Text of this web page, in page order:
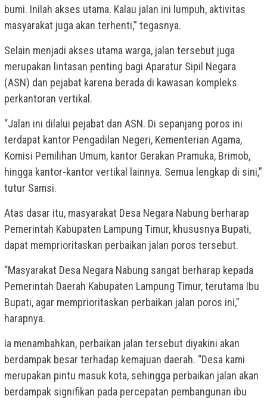
bumi. Inilah akses utama. Kalau jalan ini lumpuh, aktivitas
masyarakat juga akan terhenti,” tegasnya.
Selain menjadi akses utama warga, jalan tersebut juga
merupakan lintasan penting bagi Aparatur Sipil Negara
(ASN) dan pejabat karena berada di kawasan kompleks
perkantoran vertikal.
“Jalan ini dilalui pejabat dan ASN. Di sepanjang poros ini
terdapat kantor Pengadilan Negeri, Kementerian Agama,
Komisi Pemilihan Umum, kantor Gerakan Pramuka, Brimob,
hingga kantor-kantor vertikal lainnya. Semua lengkap di sini,”
tutur Samsi.
Atas dasar itu, masyarakat Desa Negara Nabung berharap
Pemerintah Kabupaten Lampung Timur, khususnya Bupati,
dapat memprioritaskan perbaikan jalan poros tersebut.
“Masyarakat Desa Negara Nabung sangat berharap kepada
Pemerintah Daerah Kabupaten Lampung Timur, terutama Ibu
Bupati, agar memprioritaskan perbaikan jalan poros ini,”
harapnya.
Ia menambahkan, perbaikan jalan tersebut diyakini akan
berdampak besar terhadap kemajuan daerah. “Desa kami
merupakan pintu masuk kota, sehingga perbaikan jalan akan
berdampak signifikan pada percepatan pembangunan ibu